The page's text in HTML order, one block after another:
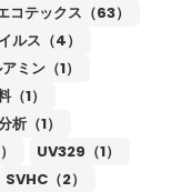
コテックス（63）
ルス（4）
ミン（1）
（1）
析（1）
UV329（1）
SVHC（2）